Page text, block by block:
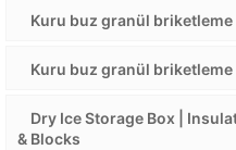
Kuru buz granül
Kuru buz granül
Dry Ice Storage Box |
& Blocks